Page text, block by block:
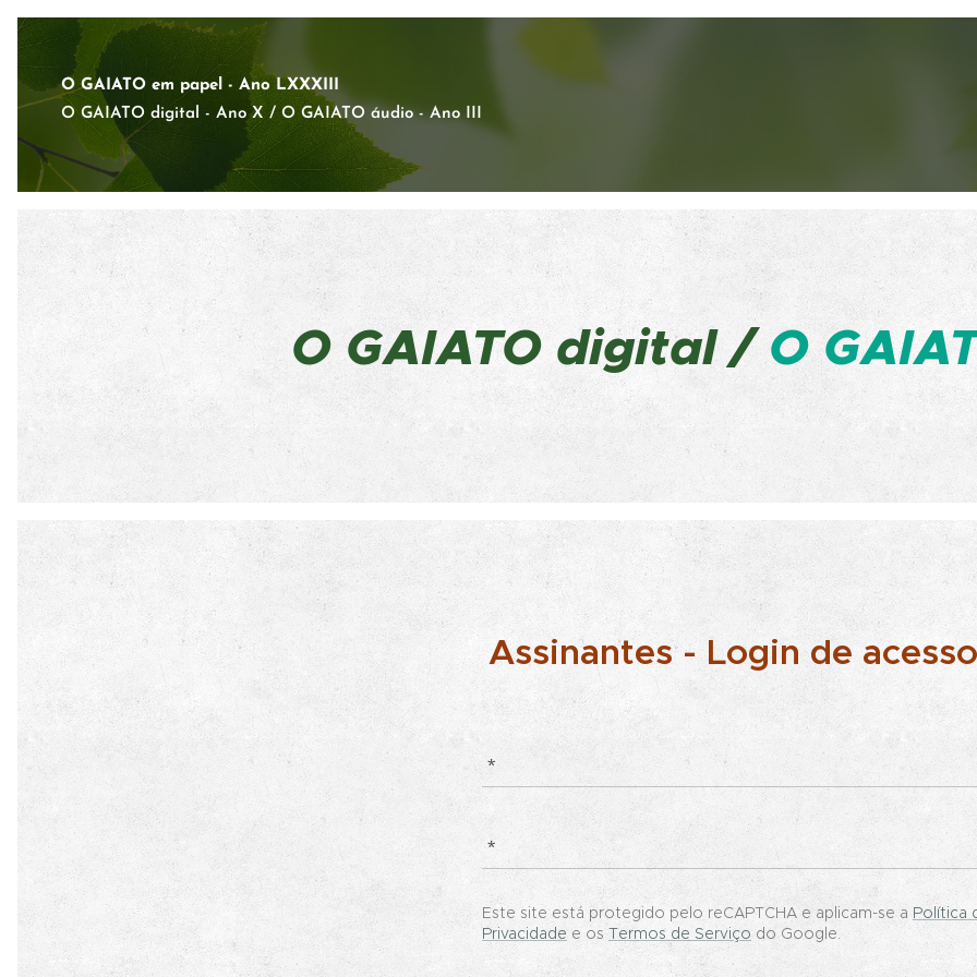
O GAIATO em papel - Ano LXXXIII
O GAIATO digital - Ano X / O GAIATO áudio - Ano III
O GAIATOdigital /O
Assinantes - Login de acesso
Este site está protegido pelo reCAPTCHA e aplicam-se a Política
Privacidade e os Termos de Serviço do Google.